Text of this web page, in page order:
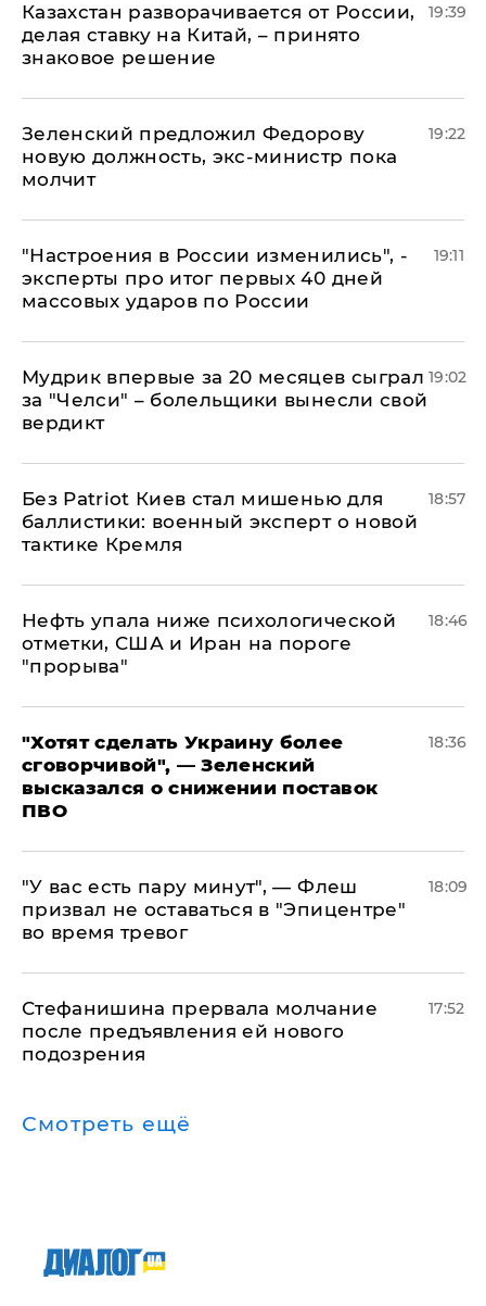
Казахстан разворачивается от России,
делая ставку на Китай, – принято
знаковое решение
19:39
Зеленский предложил Федорову
новую должность, экс-министр пока
молчит
19:22
"Настроения в России изменились", -
эксперты про итог первых 40 дней
массовых ударов по России
19:11
Мудрик впервые за 20 месяцев сыграл
за "Челси" – болельщики вынесли свой
вердикт
19:02
​Без Patriot Киев стал мишенью для
баллистики: военный эксперт о новой
тактике Кремля
18:57
Нефть упала ниже психологической
отметки, США и Иран на пороге
"прорыва"
18:46
​"Хотят сделать Украину более
сговорчивой", — Зеленский
высказался о снижении поставок
ПВО
18:36
​"У вас есть пару минут", — Флеш
призвал не оставаться в "Эпицентре"
во время тревог
18:09
Стефанишина прервала молчание
после предъявления ей нового
подозрения
17:52
Смотреть ещё